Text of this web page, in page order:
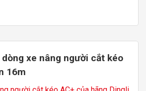
xe nâng người cắt kéo
16m